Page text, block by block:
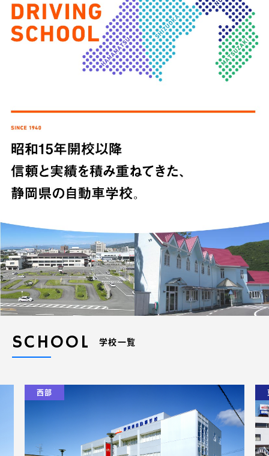
SCHOOL 学校一覧
西部